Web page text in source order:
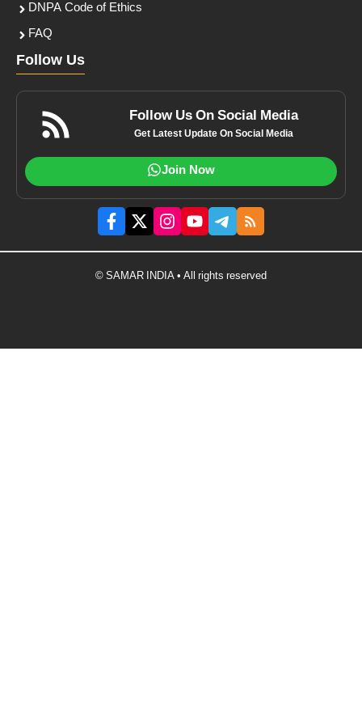
DNPA Code of Ethics
FAQ
Follow Us
Follow Us On Social Media
Get Latest Update On Social Media
Join Now
© SAMAR INDIA • All rights reserved